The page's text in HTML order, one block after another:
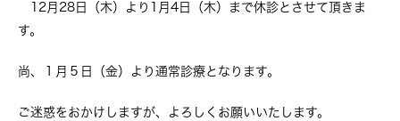
12月28日（木）より1月4日（木）まで休診とさせて頂きま
す。
尚、１月５日（金）より通常診療となります。
ご迷惑をおかけしますが、よろしくお願いいたします。